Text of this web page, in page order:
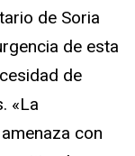
de Soria
de esta
de
«La
con